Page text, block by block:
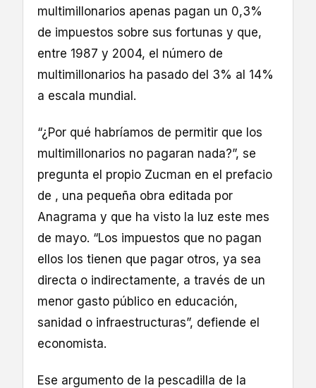
multimillonarios apenas pagan un 0,3%
de impuestos sobre sus fortunas y que,
entre 1987 y 2004, el número de
multimillonarios ha pasado del 3% al 14%
a escala mundial.
“¿Por qué habríamos de permitir que los
multimillonarios no pagaran nada?”, se
pregunta el propio Zucman en el prefacio
de , una pequeña obra editada por
Anagrama y que ha visto la luz este mes
de mayo. “Los impuestos que no pagan
ellos los tienen que pagar otros, ya sea
directa o indirectamente, a través de un
menor gasto público en educación,
sanidad o infraestructuras”, defiende el
economista.
Ese argumento de la pescadilla de la